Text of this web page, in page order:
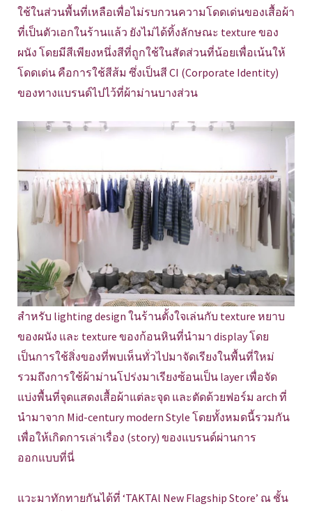
ใช้ในส่วนพื้นที่เหลือเพื่อไม่รบกวนความโดดเด่นของเสื้อผ้า
ที่เป็นตัวเอกในร้านแล้ว ยังไม่ได้ทิ้งลักษณะ texture ของ
ผนัง โดยมีสีเพียงหนึ่งสีที่ถูกใช้ในสัดส่วนที่น้อยเพื่อเน้นให้
โดดเด่น คือการใช้สีส้ม ซึ่งเป็นสี CI (Corporate Identity)
ของทางแบรนด์ไปไว้ที่ผ้าม่านบางส่วน
สำหรับ lighting design ในร้านตั้งใจเล่นกับ texture หยาบ
ของผนัง และ texture ของก้อนหินที่นำมา display โดย
เป็นการใช้สิ่งของที่พบเห็นทั่วไปมาจัดเรียงในพื้นที่ใหม่
รวมถึงการใช้ผ้าม่านโปร่งมาเรียงซ้อนเป็น layer เพื่อจัด
แบ่งพื้นที่จุดแสดงเสื้อผ้าแต่ละจุด และตัดด้วยฟอร์ม arch ที่
นำมาจาก Mid-century modern Style โดยทั้งหมดนี้รวมกัน
เพื่อให้เกิดการเล่าเรื่อง (story) ของแบรนด์ผ่านการ
ออกแบบที่นี่
แวะมาทักทายกันได้ที่ ‘TAKTAl New Flagship Store’ ณ ชั้น